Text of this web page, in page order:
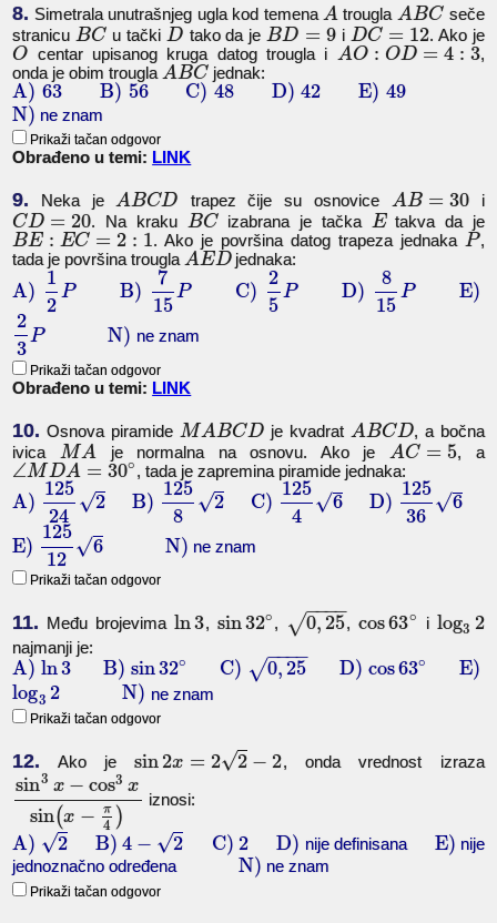
8. Simetrala unutrašnjeg ugla kod temena A trougla ABC seče
stranicu BC u tački D tako da je BD = 9i DC = 12. Ako je
O centar upisanog kruga datog trougla i AO : OD = 4 : 3,
onda je obim trougla ABC jednak:
A) 63 B) 56 C) 48 D) 42 E) 49
N) ne znam
Prikaži tačan odgovor
Obrađeno u temi: LINK
9. Neka je ABCD trapez čije su osnovice AB = 30 i
CD = 20. Na kraku BCizabrana je tačka Etakva da je
BE : EC = 2 : 1. Ako je površina datog trapeza jednaka P,
tada je površina trougla AEDjednaka:
A)
1
2
P B)
7
15
P C)
2
5
P D)
8
15
P
E)
2
3
P N) ne znam
Prikaži tačan odgovor
Obrađeno u temi: LINK
10. Osnova piramide MABCD je kvadrat ABCD, a bočna
ivica MA je normalna na osnovu. Ako je AC = 5, a
∠MDA = 30∘, tada je zapremina piramide jednaka:
A)
125
24
2
√ B)
125
8
2
√ C)
125
4
6
√ D)
125
36
6
√
E)
125
12
6
√ N) ne znam
Prikaži tačan odgovor
11. Među brojevima ln3, sin32∘, 0, 25
− −
−−
√ ,cos63∘ i log3 2
najmanji je:
A) ln3 B) sin32∘ C) 0, 25
− −
−−
√ D) cos63∘
E)
log3 2 N) ne znam
Prikaži tačan odgovor
12. Ako jesin2x = 2 2
√ − 2, onda vrednost izraza
sin3 x − cos3 x
sin(x − π
4 )
iznosi:
A) 2
√ B) 4 − 2
√ C) 2 D) nije definisana E) nije
jednoznačno određena N) ne znam
Prikaži tačan odgovor